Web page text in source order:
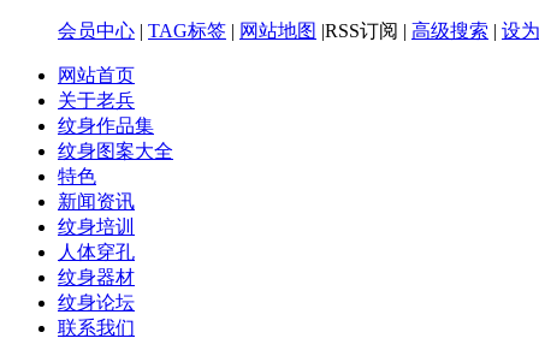
会员中心 | TAG标签 | 网站地图 |RSS订阅 | 高级搜索 | 设
网站首页
关于老兵
纹身作品集
纹身图案大全
特色
新闻资讯
纹身培训
人体穿孔
纹身器材
纹身论坛
联系我们